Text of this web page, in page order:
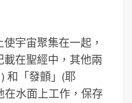
宇宙聚集在一起，
載在聖經中，其他兩
和「發顫」(耶
在水面上工作，保存